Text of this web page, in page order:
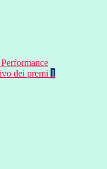
dei premi 1